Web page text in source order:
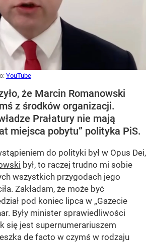
YouTube
że Marcin Romanowski
z środków organizacji.
Prałatury nie mają
miejsca pobytu” polityka PiS.
do polityki był w Opus Dei,
był, to raczej trudno mi sobie
wszystkich przygodach jego
Zakładam, że może być
pod koniec lipca w „Gazecie
Były minister sprawiedliwości
się jest supernumerariuszem
de facto w czymś w rodzaju